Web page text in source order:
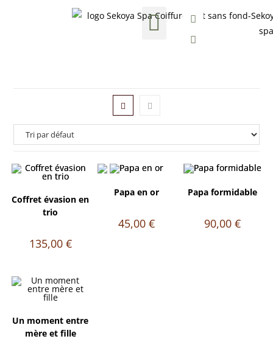
Coffret évasion en
trio
135,00 €
Papa en or
45,00 €
Papa formidable
90,00€
Un moment entre
mère et fille